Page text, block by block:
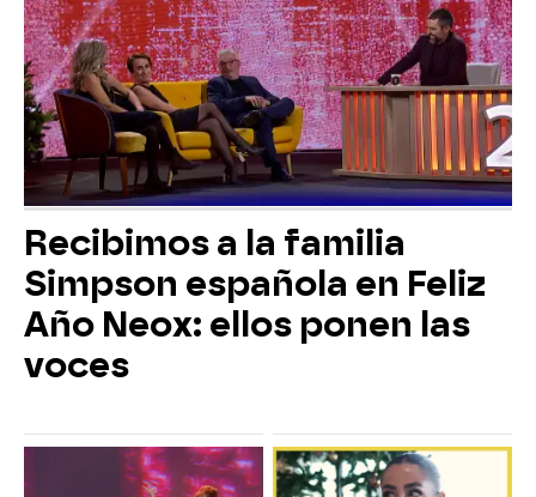
Recibimos a la familia
Simpson española en Feliz
Año Neox: ellos ponen las
voces